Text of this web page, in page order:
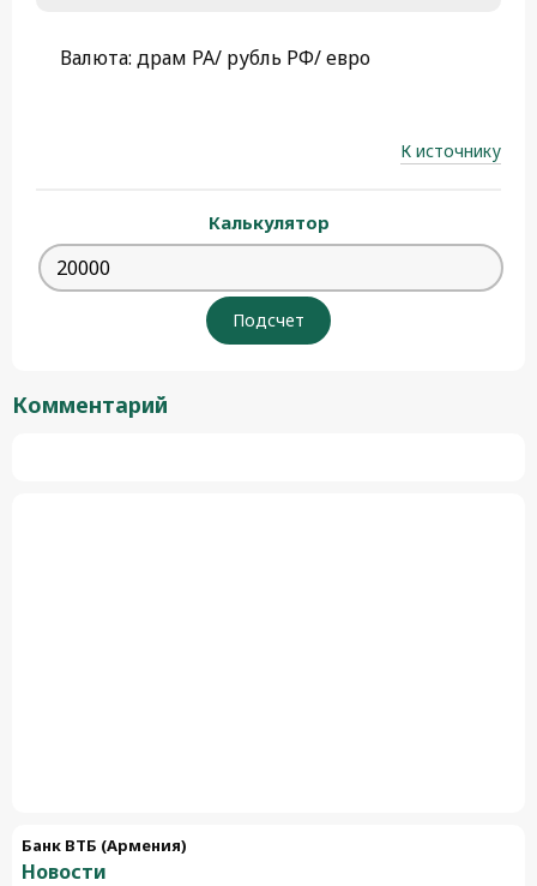
Валюта: драм РА/ рубль РФ/ евро
К источнику
Калькулятор
Комментарий
Банк ВТБ (Армения)
Новости